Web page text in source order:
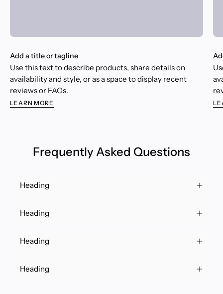
Add a title or tagline
Use this text to describe products, share details on
availability and style, or as a space to display recent
reviews or FAQs.
LEARN MORE
Frequently Asked Questions
Heading
Heading
Heading
Heading